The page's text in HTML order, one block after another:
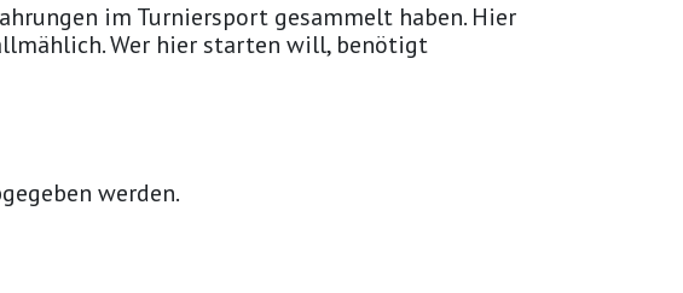
im Turniersport gesammelt haben. Hier
Wer hier starten will, benötigt
werden.